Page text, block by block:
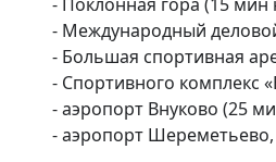
- Международный
- Большая спортивная
- Спортивного комплекс
- аэропорт Внуково (25
- аэропорт